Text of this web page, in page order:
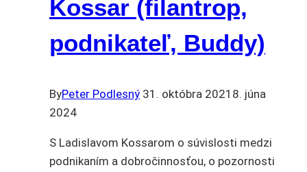
Kossar (filantrop,
podnikateľ, Buddy)
ByPeter Podlesný 31. októbra 2021 8. júna
2024
S Ladislavom Kossarom o súvislosti medzi
podnikaním a dobročinnosťou, o pozornosti